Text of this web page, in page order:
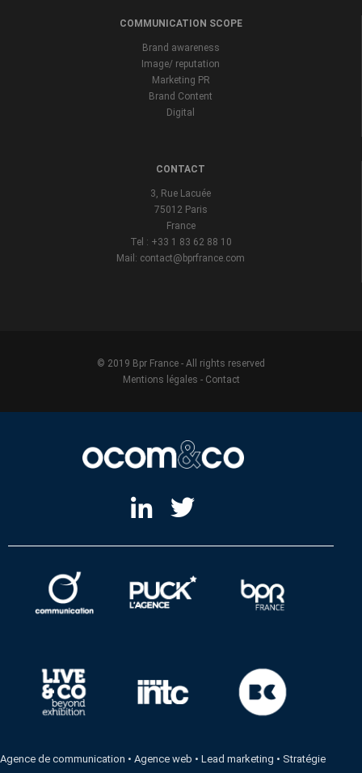
COMMUNICATION SCOPE
Brand awareness
Image/ reputation
Marketing PR
Brand Content
Digital
CONTACT
3, Rue Lacuée
75012 Paris
France
Tel : +33 1 83 62 88 10
Mail: contact@bprfrance.com
© 2019 Bpr France - All rights reserved
Mentions légales - Contact
Agence de communication •Agence web •Lead marketing • Stratégie